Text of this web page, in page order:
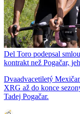
Del Toro podepsal
kontrakt než Pogačar,
Dvaadvacetiletý
XRG až do konce
Tadej Pogačar.